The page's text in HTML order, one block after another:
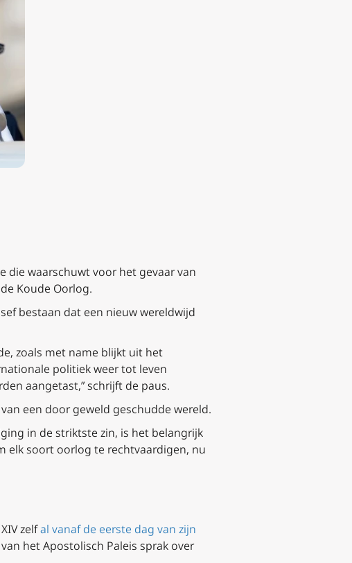
die waarschuwt voor het gevaar van
Koude Oorlog.
bestaan dat een nieuw wereldwijd
zoals met name blijkt uit het
politiek weer tot leven
aangetast,” schrijft de paus.
een door geweld geschudde wereld.
in de striktste zin, is het belangrijk
elk soort oorlog te rechtvaardigen, nu
zelfal vanaf de eerste dag van zijn
het Apostolisch Paleis sprak over